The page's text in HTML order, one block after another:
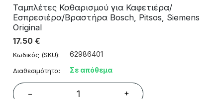
Ταμπλέτες Καθαρισμού για Καφετιέρα/
Εσπρεσιέρα/Βραστήρα Bosch, Pitsos, Siemens
Original
17.50 €
Κωδικός (SKU): 62986401
Διαθεσιμότητα: Σε απόθεμα
− +